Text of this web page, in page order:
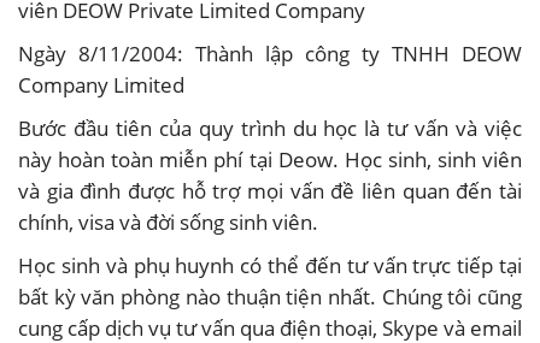
viên DEOW Private Limited Company
Ngày 8/11/2004: Thành lập công ty TNHH DEOW
Company Limited
Bước đầu tiên của quy trình du học là tư vấn và việc
này hoàn toàn miễn phí tại Deow. Học sinh, sinh viên
và gia đình được hỗ trợ mọi vấn đề liên quan đến tài
chính, visa và đời sống sinh viên.
Học sinh và phụ huynh có thể đến tư vấn trực tiếp tại
bất kỳ văn phòng nào thuận tiện nhất. Chúng tôi cũng
cung cấp dịch vụ tư vấn qua điện thoại, Skype và email